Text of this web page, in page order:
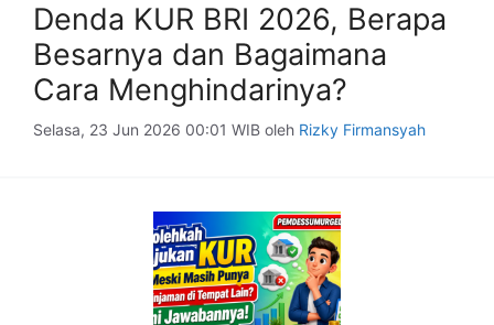
Denda KUR BRI 2026, Berapa
Besarnya dan Bagaimana
Cara Menghindarinya?
Selasa, 23 Jun 2026 00:01 WIB oleh Rizky Firmansyah